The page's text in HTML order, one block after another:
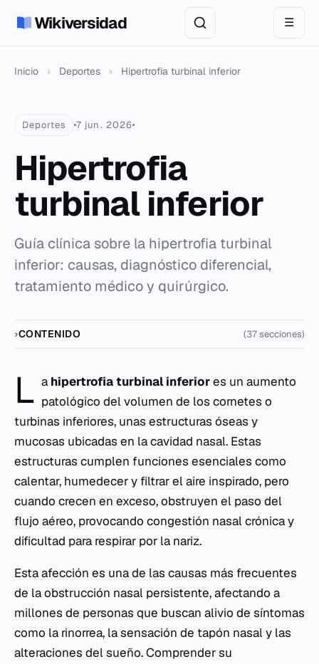
Wikiversidad ☰
Inicio › Deportes › Hipertrofia turbinal inferior
Deportes 7 jun. 2026
Hipertrofia
turbinal inferior
Guía clínica sobre la hipertrofia turbinal
inferior: causas, diagnóstico diferencial,
tratamiento médico y quirúrgico.
CONTENIDO (37 secciones)
L a hipertrofia turbinal inferiores un aumento
patológico del volumen de los cornetes o
turbinas inferiores, unas estructuras óseas y
mucosas ubicadas en la cavidad nasal. Estas
estructuras cumplen funciones esenciales como
calentar, humedecer y filtrar el aire inspirado, pero
cuando crecen en exceso, obstruyen el paso del
flujo aéreo, provocando congestión nasal crónica y
dificultad para respirar por la nariz.
Esta afección es una de las causas más frecuentes
de la obstrucción nasal persistente, afectando a
millones de personas que buscan alivio de síntomas
como la rinorrea, la sensación de tapón nasal y las
alteraciones del sueño. Comprender su